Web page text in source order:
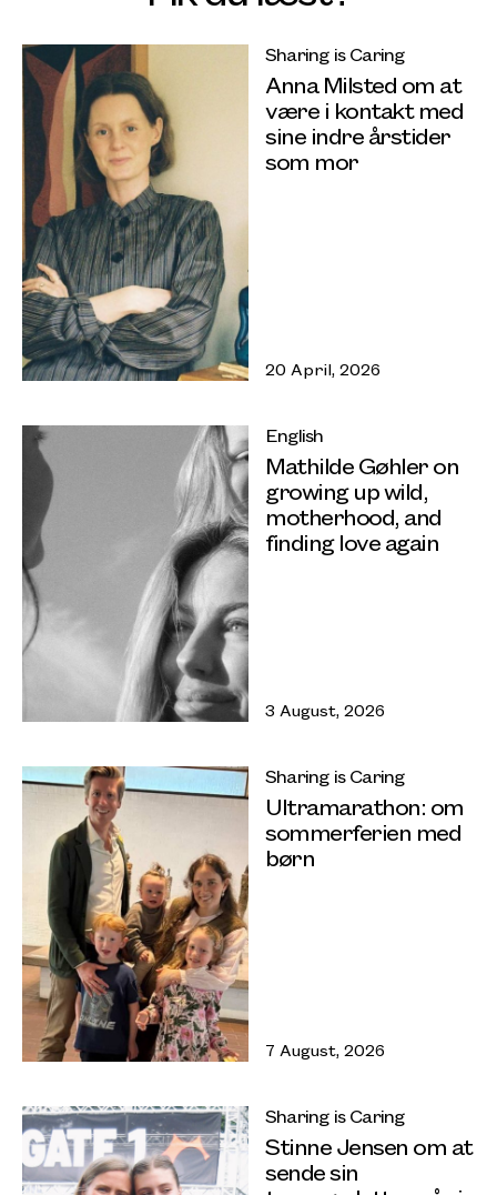
Sharing is Caring
Anna Milsted om at
være i kontakt med
sine indre årstider
som mor
20 April, 2026
English
Mathilde Gøhler on
growing up wild,
motherhood, and
finding love again
3 August, 2026
Sharing is Caring
Ultramarathon: om
sommerferien med
børn
7 August, 2026
Sharing is Caring
Stinne Jensen om at
sende sin